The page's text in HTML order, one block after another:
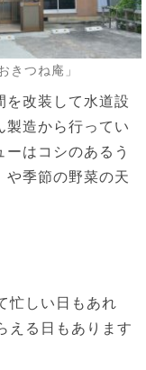
きつね庵」
を改装して水道設
製造から行ってい
はコシのあるう
や季節の野菜の天
忙しい日もあれ
える日もあります